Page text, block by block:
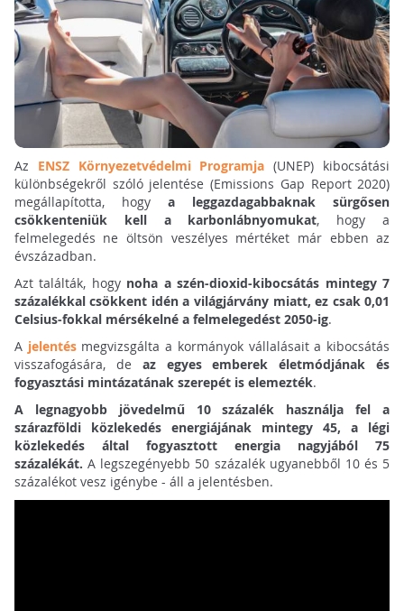
Az ENSZ Környezetvédelmi Programja (UNEP) kibocsátási
különbségekről szóló jelentése (Emissions Gap Report 2020)
megállapította, hogy a leggazdagabbaknak sürgősen
csökkenteniük kell a karbonlábnyomukat, hogy a
felmelegedés ne öltsön veszélyes mértéket már ebben az
évszázadban.
Azt találták, hogy noha a szén-dioxid-kibocsátás mintegy 7
százalékkal csökkent idén a világjárvány miatt, ez csak 0,01
Celsius-fokkal mérsékelné a felmelegedést 2050-ig.
A jelentésmegvizsgálta a kormányok vállalásait a kibocsátás
visszafogására, de az egyes emberek életmódjának és
fogyasztási mintázatának szerepét is elemezték.
A legnagyobb jövedelmű 10 százalék használja fel a
szárazföldi közlekedés energiájának mintegy 45, a légi
közlekedés által fogyasztott energia nagyjából 75
százalékát. A legszegényebb 50 százalék ugyanebből 10 és 5
százalékot vesz igénybe - áll a jelentésben.